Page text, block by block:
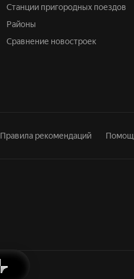
Станции пригородных поездов
Районы
Сравнение новостроек
Правила рекомендаций